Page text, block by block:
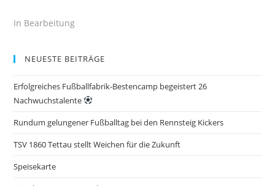
In Bearbeitung
NEUESTE BEITRÄGE
Erfolgreiches Fußballfabrik-Bestencamp begeistert 26
Nachwuchstalente
Rundum gelungener Fußballtag bei den Rennsteig Kickers
TSV 1860 Tettau stellt Weichen für die Zukunft
Speisekarte